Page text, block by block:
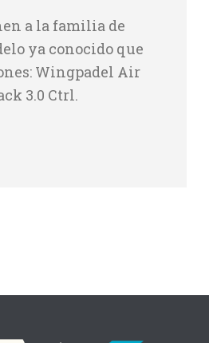
a la familia de
ya conocido que
Wingpadel Air
3.0 Ctrl.